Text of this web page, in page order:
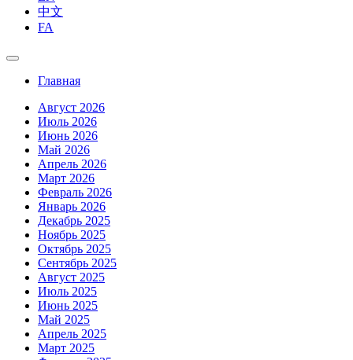
中文
FA
Главная
Август 2026
Июль 2026
Июнь 2026
Май 2026
Апрель 2026
Март 2026
Февраль 2026
Январь 2026
Декабрь 2025
Ноябрь 2025
Октябрь 2025
Сентябрь 2025
Август 2025
Июль 2025
Июнь 2025
Май 2025
Апрель 2025
Март 2025